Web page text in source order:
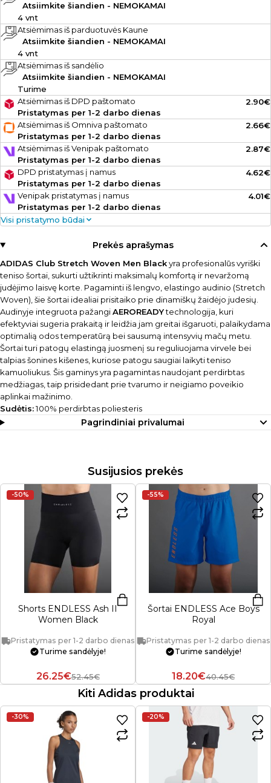
Atsiimkite šiandien - NEMOKAMAI
4 vnt
Atsiėmimas iš parduotuvės Kaune
Atsiimkite šiandien - NEMOKAMAI
4 vnt
Atsiėmimas iš sandėlio
Atsiimkite šiandien - NEMOKAMAI
Turime
Atsiėmimas iš DPD paštomato
Pristatymas per 1-2 darbo dienas
2.90€
Atsiėmimas iš Omniva paštomato
Pristatymas per 1-2 darbo dienas
2.66€
Atsiėmimas iš Venipak paštomato
Pristatymas per 1-2 darbo dienas
2.87€
DPD pristatymas į namus
Pristatymas per 1-2 darbo dienas
4.62€
Venipak pristatymas į namus
Pristatymas per 1-2 darbo dienas
4.01€
Visi pristatymo būdai
Prekės aprašymas
ADIDAS Club Stretch Woven Men Blackyra profesionalūs vyriški
teniso šortai, sukurti užtikrinti maksimalų komfortą ir nevaržomą
judėjimo laisvę korte. Pagaminti iš lengvo, elastingo audinio (Stretch
Woven), šie šortai idealiai prisitaiko prie dinamiškų žaidėjo judesių.
Audinyje integruota pažangiAEROREADYtechnologija, kuri
efektyviai sugeria prakaitą ir leidžia jam greitai išgaruoti, palaikydama
optimalią odos temperatūrą bei sausumą intensyvių mačų metu.
Šortai turi patogų elastingą juosmenį su reguliuojama virvele bei
talpias šonines kišenes, kuriose patogu saugiai laikyti teniso
kamuoliukus. Šis gaminys yra pagamintas naudojant perdirbtas
medžiagas, taip prisidedant prie tvarumo ir neigiamo poveikio
aplinkai mažinimo.
Sudėtis:100% perdirbtas poliesteris
Pagrindiniai privalumai
Susijusios prekės
-50%
Shorts ENDLESS Ash II
Women Black
Pristatymas per 1-2 darbo dienas
Turime sandėlyje!
26.25€52.45€
-55%
Šortai ENDLESS Ace Boys
Royal
Pristatymas per 1-2 darbo dienas
Turime sandėlyje!
18.20€40.45€
Kiti Adidas produktai
-30% -20%